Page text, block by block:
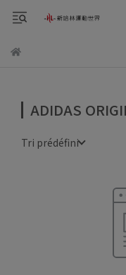
ADIDAS
Tri prédéfini